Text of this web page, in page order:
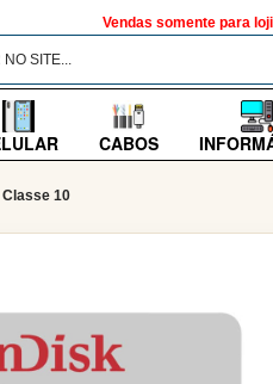
Vendas somente para
CABOS
10